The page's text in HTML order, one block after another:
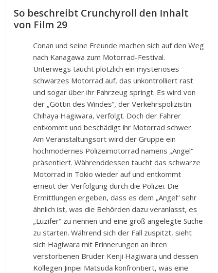
So beschreibt Crunchyroll den Inhalt
von Film 29
Conan und seine Freunde machen sich auf den Weg
nach Kanagawa zum Motorrad-Festival.
Unterwegs taucht plötzlich ein mysteriöses
schwarzes Motorrad auf, das unkontrolliert rast
und sogar über ihr Fahrzeug springt. Es wird von
der „Göttin des Windes“, der Verkehrspolizistin
Chihaya Hagiwara, verfolgt. Doch der Fahrer
entkommt und beschädigt ihr Motorrad schwer.
Am Veranstaltungsort wird der Gruppe ein
hochmodernes Polizeimotorrad namens „Angel“
präsentiert. Währenddessen taucht das schwarze
Motorrad in Tokio wieder auf und entkommt
erneut der Verfolgung durch die Polizei. Die
Ermittlungen ergeben, dass es dem „Angel“ sehr
ähnlich ist, was die Behörden dazu veranlasst, es
„Luzifer“ zu nennen und eine groß angelegte Suche
zu starten. Während sich der Fall zuspitzt, sieht
sich Hagiwara mit Erinnerungen an ihren
verstorbenen Bruder Kenji Hagiwara und dessen
Kollegen Jinpei Matsuda konfrontiert, was eine